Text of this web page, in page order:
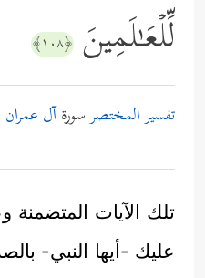
لِّلۡعَـٰلَمِینَ ﴿١٠٨﴾
تفسير المختصرسورةآل عمران
تلك الآيات المتضمنة
عليك -أيها النبي-